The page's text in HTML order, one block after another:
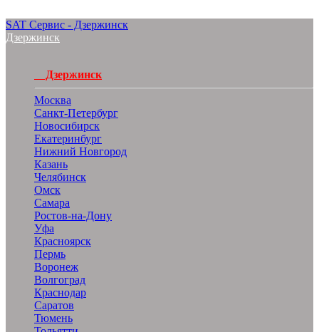
SAT Сервис - Дзержинск
Дзержинск
Дзержинск
Москва
Санкт-Петербург
Новосибирск
Екатеринбург
Нижний Новгород
Казань
Челябинск
Омск
Самара
Ростов-на-Дону
Уфа
Красноярск
Пермь
Воронеж
Волгоград
Краснодар
Саратов
Тюмень